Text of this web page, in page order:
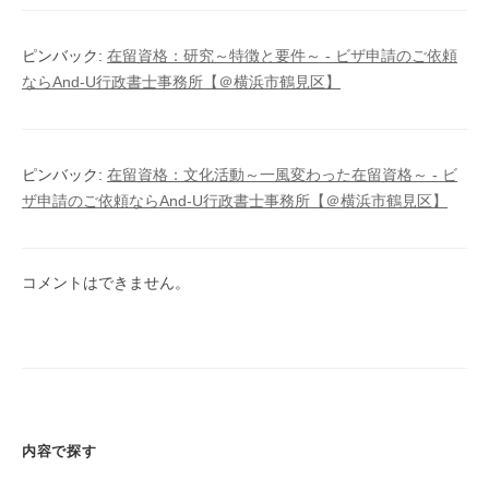
ピンバック: 在留資格：研究～特徴と要件～ - ビザ申請のご依頼
ならAnd-U行政書士事務所【＠横浜市鶴見区】
ピンバック: 在留資格：文化活動～一風変わった在留資格～ - ビ
ザ申請のご依頼ならAnd-U行政書士事務所【＠横浜市鶴見区】
コメントはできません。
内容で探す